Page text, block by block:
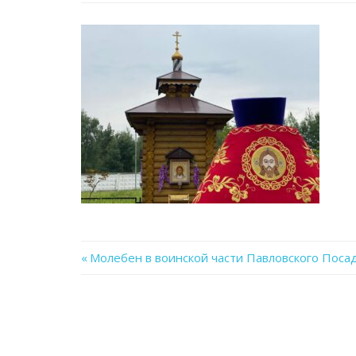
Previous
Молебен в воинской части Павловского